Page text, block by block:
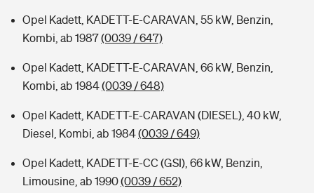
Opel Kadett, KADETT-E-CARAVAN, 55 kW, Benzin,
Kombi, ab 1987(0039 / 647)
Opel Kadett, KADETT-E-CARAVAN, 66 kW, Benzin,
Kombi, ab 1984(0039 / 648)
Opel Kadett, KADETT-E-CARAVAN (DIESEL), 40 kW,
Diesel, Kombi, ab 1984(0039 / 649)
Opel Kadett, KADETT-E-CC (GSI), 66 kW, Benzin,
Limousine, ab 1990(0039 / 652)